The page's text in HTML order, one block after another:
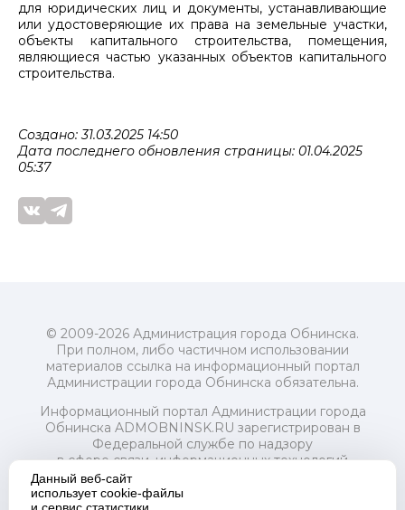
для юридических лиц и документы, устанавливающие
или удостоверяющие их права на земельные участки,
объекты капитального строительства, помещения,
являющиеся частью указанных объектов капитального
строительства.
Создано: 31.03.2025 14:50
Дата последнего обновления страницы: 01.04.2025
05:37
© 2009-2026 Администрация города Обнинска.
При полном, либо частичном использовании
материалов ссылка на информационный портал
Администрации города Обнинска обязательна.
Информационный портал Администрации города
Обнинска ADMOBNINSK.RU зарегистрирован в
Федеральной службе по надзору
в сфере связи, информационных технологий
и массовых коммуникаций (Роскомнадзор) 24 июля
2018 года.
Данный веб-сайт
использует cookie-файлы